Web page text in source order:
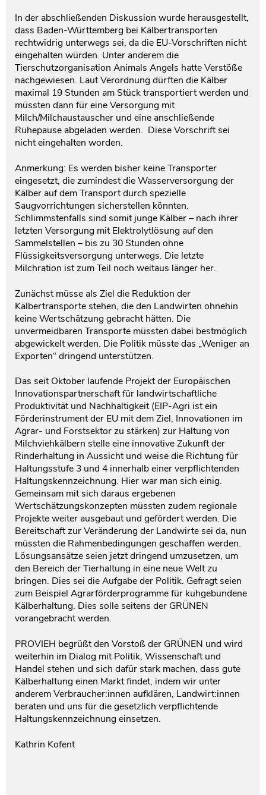
In der abschließenden Diskussion wurde herausgestellt,
dass Baden-Württemberg bei Kälbertransporten
rechtwidrig unterwegs sei, da die EU-Vorschriften nicht
eingehalten würden. Unter anderem die
Tierschutzorganisation Animals Angels hatte Verstöße
nachgewiesen. Laut Verordnung dürften die Kälber
maximal 19 Stunden am Stück transportiert werden und
müssten dann für eine Versorgung mit
Milch/Milchaustauscher und eine anschließende
Ruhepause abgeladen werden. Diese Vorschrift sei
nicht eingehalten worden.
Anmerkung: Es werden bisher keine Transporter
eingesetzt, die zumindest die Wasserversorgung der
Kälber auf dem Transport durch spezielle
Saugvorrichtungen sicherstellen könnten.
Schlimmstenfalls sind somit junge Kälber – nach ihrer
letzten Versorgung mit Elektrolytlösung auf den
Sammelstellen – bis zu 30 Stunden ohne
Flüssigkeitsversorgung unterwegs. Die letzte
Milchration ist zum Teil noch weitaus länger her.
Zunächst müsse als Ziel die Reduktion der
Kälbertransporte stehen, die den Landwirten ohnehin
keine Wertschätzung gebracht hätten. Die
unvermeidbaren Transporte müssten dabei bestmöglich
abgewickelt werden. Die Politik müsste das „Weniger an
Exporten“ dringend unterstützen.
Das seit Oktober laufende Projekt der Europäischen
Innovationspartnerschaft für landwirtschaftliche
Produktivität und Nachhaltigkeit (EIP-Agri ist ein
Förderinstrument der EU mit dem Ziel, Innovationen im
Agrar- und Forstsektor zu stärken) zur Haltung von
Milchviehkälbern stelle eine innovative Zukunft der
Rinderhaltung in Aussicht und weise die Richtung für
Haltungsstufe 3 und 4 innerhalb einer verpflichtenden
Haltungskennzeichnung. Hier war man sich einig.
Gemeinsam mit sich daraus ergebenen
Wertschätzungskonzepten müssten zudem regionale
Projekte weiter ausgebaut und gefördert werden. Die
Bereitschaft zur Veränderung der Landwirte sei da, nun
müssten die Rahmenbedingungen geschaffen werden.
Lösungsansätze seien jetzt dringend umzusetzen, um
den Bereich der Tierhaltung in eine neue Welt zu
bringen. Dies sei die Aufgabe der Politik. Gefragt seien
zum Beispiel Agrarförderprogramme für kuhgebundene
Kälberhaltung. Dies solle seitens der GRÜNEN
vorangebracht werden.
PROVIEH begrüßt den Vorstoß der GRÜNEN und wird
weiterhin im Dialog mit Politik, Wissenschaft und
Handel stehen und sich dafür stark machen, dass gute
Kälberhaltung einen Markt findet, indem wir unter
anderem Verbraucher:innen aufklären, Landwirt:innen
beraten und uns für die gesetzlich verpflichtende
Haltungskennzeichnung einsetzen.
Kathrin Kofent